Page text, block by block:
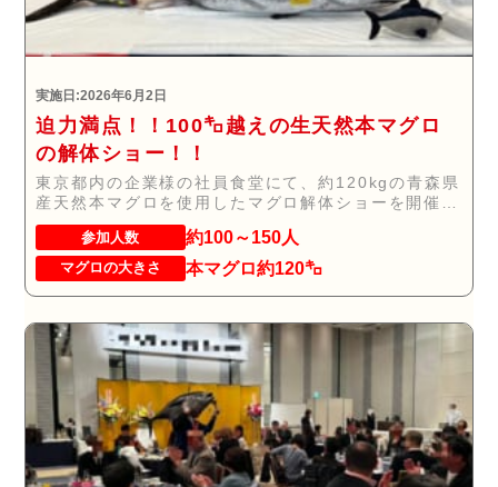
実施日:2026年6月2日
迫力満点！！100㌔越えの生天然本マグロ
の解体ショー！！
東京都内の企業様の社員食堂にて、約120kgの青森県
産天然本マグロを使用したマグロ解体ショーを開催
い...
参加人数 約100～150人
マグロの大きさ 本マグロ約120㌔